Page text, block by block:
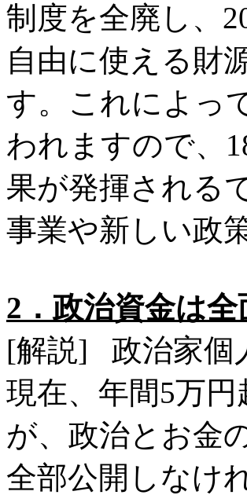
制度を全廃し、
自由に使える財
す。これによっ
われますので、
果が発揮される
事業や新しい政
2．政治資金は
[解説] 政治家個
現在、年間5万
が、政治とお金
全部公開しなけ